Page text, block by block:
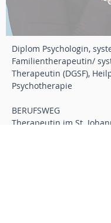
Diplom Psychologin,
Familientherapeutin/
Therapeutin (DGSF),
Psychotherapie
BERUFSWEG
Therapeutin im St.